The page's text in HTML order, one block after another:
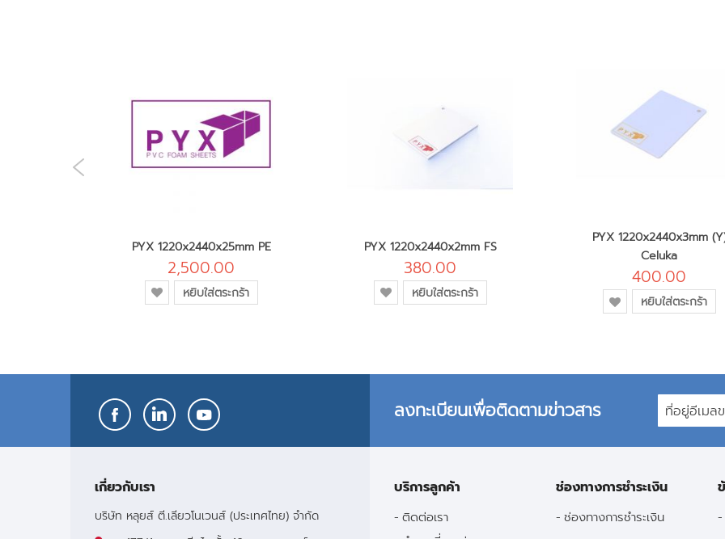
PREVIOUS
PYX 1220x2440x25mm PE
2,500.00
เพิ่ม
หยิบใส่ตระกร้า
PYX 1220x2440x2mm FS
380.00
เพิ่ม
หยิบใส่ตระกร้า
PYX 1220x2440x3mm
Celuka
400.00
เพิ่ม
หยิบใส่ตระกร้า
ลงทะเบียนเพื่อติดตามข่าวสาร
เกี่ยวกับเรา
บริษัท หลุยส์ ตี.เลียวโนเวนส์ (ประเทศไทย) จำกัด
บริการลูกค้า
ติดต่อเรา
ช่องทางการชำระเงิน
ช่องทางการชำระเงิน